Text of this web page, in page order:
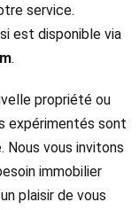
service.
est disponible via
.
propriété ou
expérimentés sont
vous invitons
immobilier
plaisir de vous